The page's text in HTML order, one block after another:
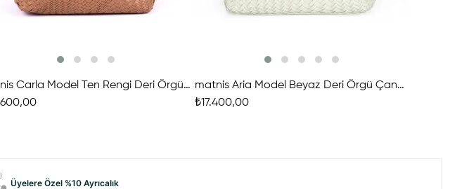
matnis Carla Model Ten Rengi Deri Örgü Çanta
matnis Aria Model Beyaz Deri Örgü Çanta
₺17.400,00
Üyelere Özel %10 Ayrıcalık